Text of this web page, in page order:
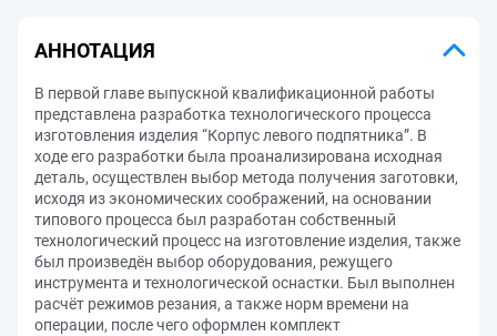
АННОТАЦИЯ
В первой главе выпускной квалификационной работы
представлена разработка технологического процесса
изготовления изделия “Корпус левого подпятника”. В
ходе его разработки была проанализирована исходная
деталь, осуществлен выбор метода получения заготовки,
исходя из экономических соображений, на основании
типового процесса был разработан собственный
технологический процесс на изготовление изделия, также
был произведён выбор оборудования, режущего
инструмента и технологической оснастки. Был выполнен
расчёт режимов резания, а также норм времени на
операции, после чего оформлен комплект